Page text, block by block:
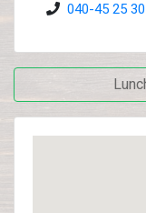
040-45 25 30